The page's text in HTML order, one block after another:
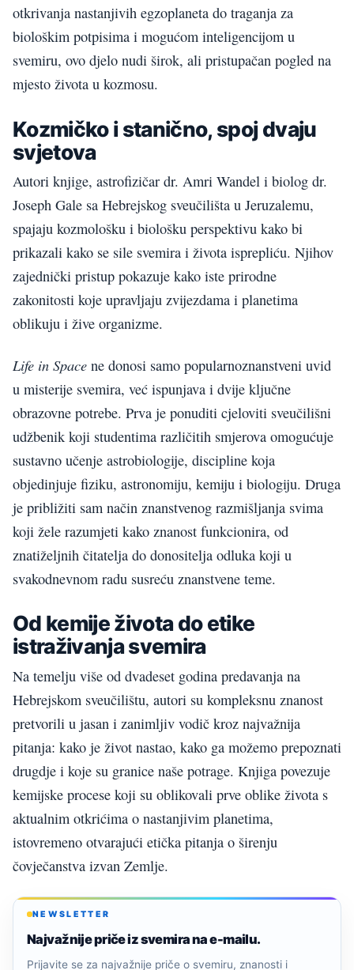
otkrivanja nastanjivih egzoplaneta do traganja za
biološkim potpisima i mogućom inteligencijom u
svemiru, ovo djelo nudi širok, ali pristupačan pogled na
mjesto života u kozmosu.
Kozmičko i stanično, spoj dvaju
svjetova
Autori knjige, astrofizičar dr. Amri Wandel i biolog dr.
Joseph Gale sa Hebrejskog sveučilišta u Jeruzalemu,
spajaju kozmološku i biološku perspektivu kako bi
prikazali kako se sile svemira i života isprepliću. Njihov
zajednički pristup pokazuje kako iste prirodne
zakonitosti koje upravljaju zvijezdama i planetima
oblikuju i žive organizme.
Life in Space ne donosi samo popularnoznanstveni uvid
u misterije svemira, već ispunjava i dvije ključne
obrazovne potrebe. Prva je ponuditi cjeloviti sveučilišni
udžbenik koji studentima različitih smjerova omogućuje
sustavno učenje astrobiologije, discipline koja
objedinjuje fiziku, astronomiju, kemiju i biologiju. Druga
je približiti sam način znanstvenog razmišljanja svima
koji žele razumjeti kako znanost funkcionira, od
znatiželjnih čitatelja do donositelja odluka koji u
svakodnevnom radu susreću znanstvene teme.
Od kemije života do etike
istraživanja svemira
Na temelju više od dvadeset godina predavanja na
Hebrejskom sveučilištu, autori su kompleksnu znanost
pretvorili u jasan i zanimljiv vodič kroz najvažnija
pitanja: kako je život nastao, kako ga možemo prepoznati
drugdje i koje su granice naše potrage. Knjiga povezuje
kemijske procese koji su oblikovali prve oblike života s
aktualnim otkrićima o nastanjivim planetima,
istovremeno otvarajući etička pitanja o širenju
čovječanstva izvan Zemlje.
NEWSLETTER
Najvažnije priče iz svemira na e-mailu.
Prijavite se za najvažnije priče o svemiru, znanosti i